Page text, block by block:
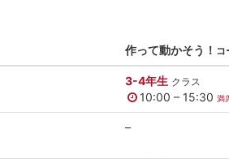
作って動かそう！ コ
3-4年生 クラス
10:00 – 15:30 満
–